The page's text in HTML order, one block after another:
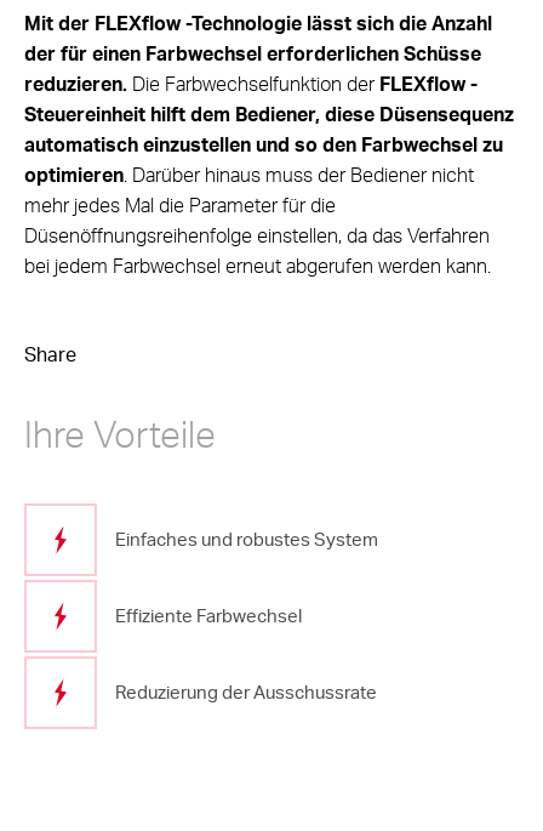
Mit der FLEXflow -Technologie lässt sich die Anzahl
der für einen Farbwechsel erforderlichen Schüsse
reduzieren. Die Farbwechselfunktion der FLEXflow -
Steuereinheit hilft dem Bediener, diese Düsensequenz
automatisch einzustellen und so den Farbwechsel zu
optimieren. Darüber hinaus muss der Bediener nicht
mehr jedes Mal die Parameter für die
Düsenöffnungsreihenfolge einstellen, da das Verfahren
bei jedem Farbwechsel erneut abgerufen werden kann.
Share
Ihre Vorteile
Einfaches und robustes System
Effiziente Farbwechsel
Reduzierung der Ausschussrate